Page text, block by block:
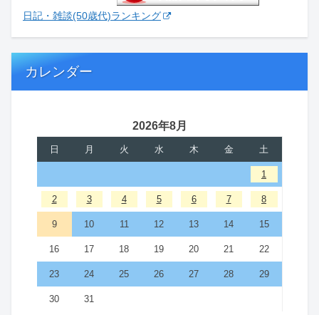
日記・雑談(50歳代)ランキング
カレンダー
2026年8月
日 月 火 水 木 金 土
1
2 3 4 5 6 7 8
9 10 11 12 13 14 15
16 17 18 19 20 21 22
23 24 25 26 27 28 29
30 31